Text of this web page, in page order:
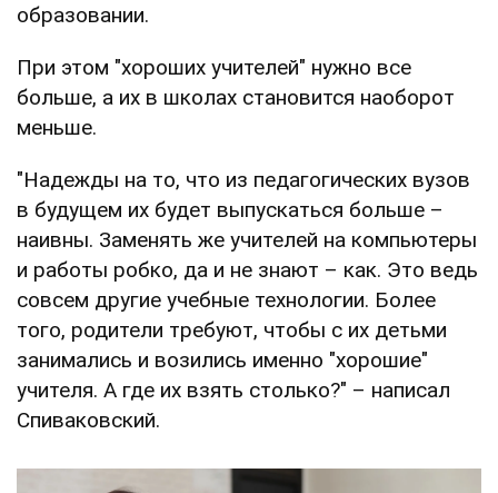
образовании.
При этом "хороших учителей" нужно все
больше, а их в школах становится наоборот
меньше.
"Надежды на то, что из педагогических вузов
в будущем их будет выпускаться больше –
наивны. Заменять же учителей на компьютеры
и работы робко, да и не знают – как. Это ведь
совсем другие учебные технологии. Более
того, родители требуют, чтобы с их детьми
занимались и возились именно "хорошие"
учителя. А где их взять столько?" – написал
Спиваковский.